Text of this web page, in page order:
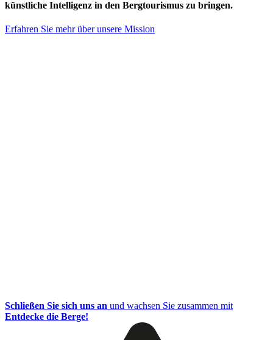
künstliche Intelligenz in den Bergtourismus zu bringen.
Erfahren Sie mehr über unsere Mission
Schließen Sie sich uns an und wachsen Sie zusammen mit
Entdecke die Berge!